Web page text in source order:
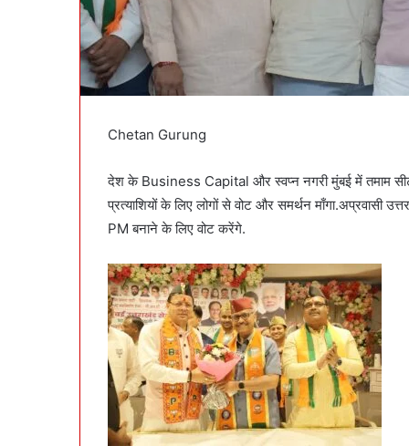
Chetan Gurung
देश के Business Capital और स्वप्न नगरी मुंबई में तमाम
प्रत्याशियों के लिए लोगों से वोट और समर्थन माँगा.अप्रवासी
PM बनाने के लिए वोट करेंगे.